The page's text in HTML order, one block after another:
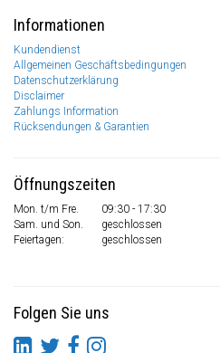
Informationen
Kundendienst
Allgemeinen Geschäftsbedingungen
Datenschutzerklärung
Disclaimer
Zahlungs Information
Rücksendungen & Garantien
Öffnungszeiten
Mon. t/m Fre.
09:30 - 17:30
Sam. und Son.
geschlossen
Feiertagen:
geschlossen
Folgen Sie uns